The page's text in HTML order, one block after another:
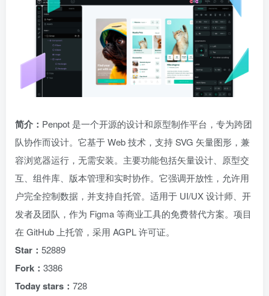
简介： Penpot 是一个开源的设计和原型制作平台，专为跨团
队协作而设计。它基于 Web 技术，支持 SVG 矢量图形，兼
容浏览器运行，无需安装。主要功能包括矢量设计、原型交
互、组件库、版本管理和实时协作。它强调开放性，允许用
户完全控制数据，并支持自托管。适用于 UI/UX 设计师、开
发者及团队，作为 Figma 等商业工具的免费替代方案。项目
在 GitHub 上托管，采用 AGPL 许可证。
Star： 52889
Fork： 3386
Today stars： 728